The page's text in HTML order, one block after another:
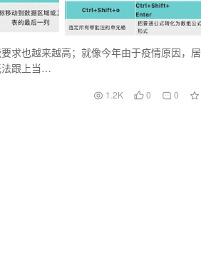
求也越来越高；就像今年由于疫情原因，居
法跟上当…
1.2K 0 0